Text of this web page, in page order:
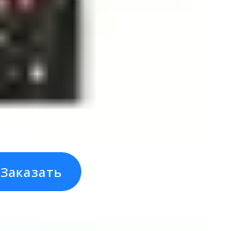
Заказать